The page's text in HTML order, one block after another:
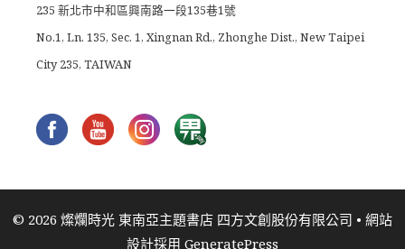
235 新北市中和區興南路一段135巷1號
No.1, Ln. 135, Sec. 1, Xingnan Rd., Zhonghe Dist., New Taipei
City 235, TAIWAN
© 2026 燦爛時光 東南亞主題書店 四方文創股份有限公司 • 網站
設計採用 GeneratePress